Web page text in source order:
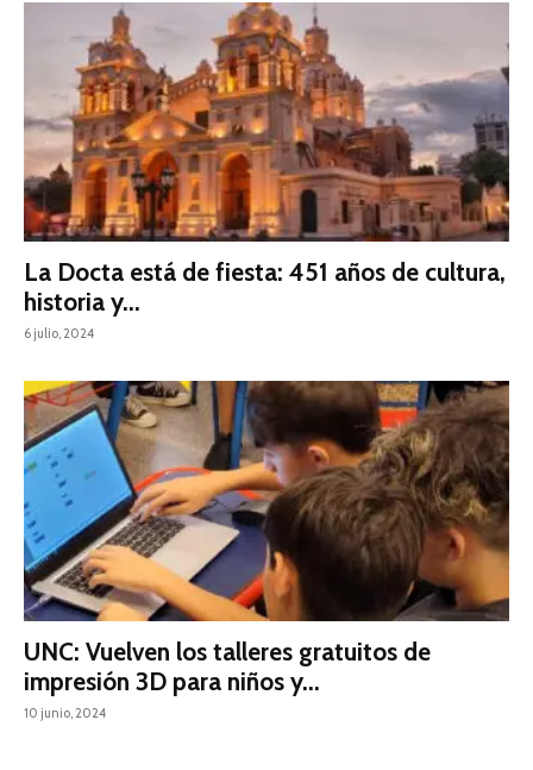
La Docta está de fiesta: 451 años de cultura,
historia y...
6 julio, 2024
UNC: Vuelven los talleres gratuitos de
impresión 3D para niños y...
10 junio, 2024